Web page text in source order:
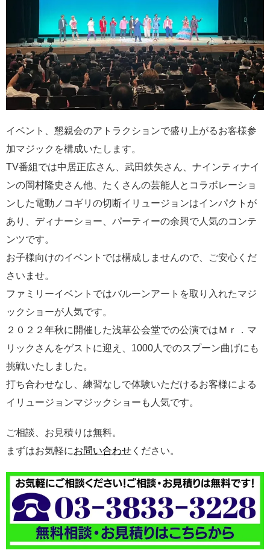
イベント、懇親会のアトラクションで盛り上がるお客様参
加マジックを構成いたします。
TV番組では中居正広さん、武田鉄矢さん、ナインティナイ
ンの岡村隆史さん他、たくさんの芸能人とコラボレーショ
ンした電動ノコギリの切断イリュージョンはインパクトが
あり、ディナーショー、パーティーの余興で人気のコンテ
ンツです。
お子様向けのイベントでは構成しませんので、ご安心くだ
さいませ。
ファミリーイベントではバルーンアートを取り入れたマジ
ックショーが人気です。
２０２２年秋に開催した浅草公会堂での公演ではＭｒ．マ
リックさんをゲストに迎え、1000人でのスプーン曲げにも
挑戦いたしました。
打ち合わせなし、練習なしで体験いただけるお客様による
イリュージョンマジックショーも人気です。
ご相談、お見積りは無料。
まずはお気軽にお問い合わせ ください。